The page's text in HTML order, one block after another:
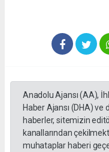
Anadolu Ajansı (AA),
Haber Ajansı (DHA)
haberler, sitemizin
kanallarından
muhataplar haberi